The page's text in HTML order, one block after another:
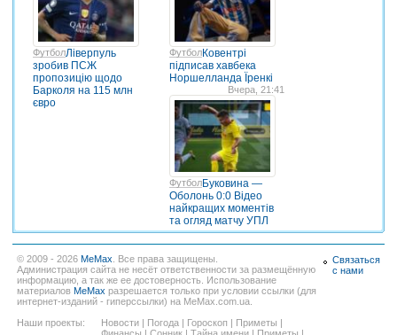
ФутболЛіверпуль
зробив ПСЖ
пропозицію щодо
Барколя на 115 млн
євро
ФутболКовентрі
підписав хавбека
Норшелланда Їренкі
Вчера, 21:41
ФутболБуковина —
Оболонь 0:0 Відео
найкращих моментів
та огляд матчу УПЛ
© 2009 - 2026 MeMax . Все права защищены.
Администрация сайта не несёт ответственности за размещённую
информацию, а так же ее достоверность. Использование
материалов MeMax разрешается только при условии ссылки (для
интернет-изданий - гиперссылки) на MeMax.com.ua.
Наши проекты:
Новости Погода Гороскоп Приметы
Связаться
с нами